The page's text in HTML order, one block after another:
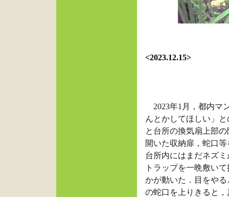
<2023.12.15>
2023年1 月，都内マ
んとかしてほしい」
と台所の換気扇上部
開いた収納扉，蛇口
台所内にはまだネズ
トラップを一晩敷い
かが動いた．目をや
の蛇口を上りきると